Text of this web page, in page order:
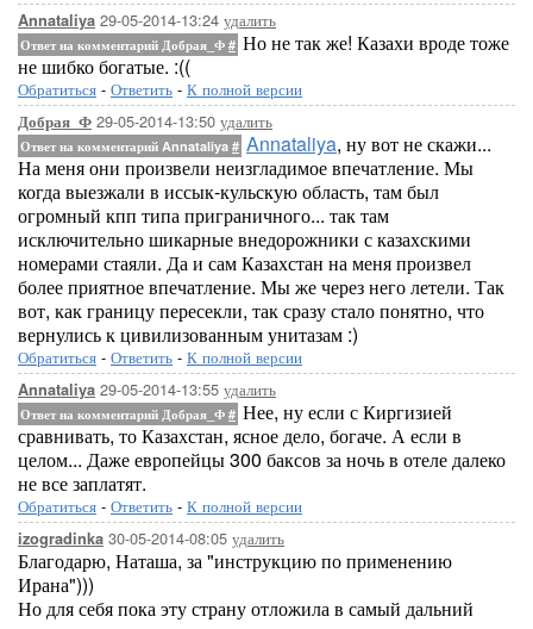
Annataliya 29-05-2014-13:24 удалить
Ответ на комментарий Добрая_Ф # Но не так же! Казахи вроде тоже
не шибко богатые. :((
Обратиться - Ответить - К полной версии
Добрая_Ф 29-05-2014-13:50 удалить
Ответ на комментарий Annataliya # Annataliya, ну вот не скажи...
На меня они произвели неизгладимое впечатление. Мы
когда выезжали в иссык-кульскую область, там был
огромный кпп типа приграничного... так там
исключительно шикарные внедорожники с казахскими
номерами стаяли. Да и сам Казахстан на меня произвел
более приятное впечатление. Мы же через него летели. Так
вот, как границу пересекли, так сразу стало понятно, что
вернулись к цивилизованным унитазам :)
Обратиться - Ответить - К полной версии
Annataliya 29-05-2014-13:55 удалить
Ответ на комментарий Добрая_Ф # Нее, ну если с Киргизией
сравнивать, то Казахстан, ясное дело, богаче. А если в
целом... Даже европейцы 300 баксов за ночь в отеле далеко
не все заплатят.
Обратиться - Ответить - К полной версии
izogradinka 30-05-2014-08:05 удалить
Благодарю, Наташа, за "инструкцию по применению
Ирана")))
Но для себя пока эту страну отложила в самый дальний